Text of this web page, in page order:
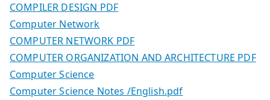
COMPILER DESIGN PDF
Computer Network
COMPUTER NETWORK PDF
COMPUTER ORGANIZATION AND ARCHITECTURE PDF
Computer Science
Computer Science Notes /English.pdf